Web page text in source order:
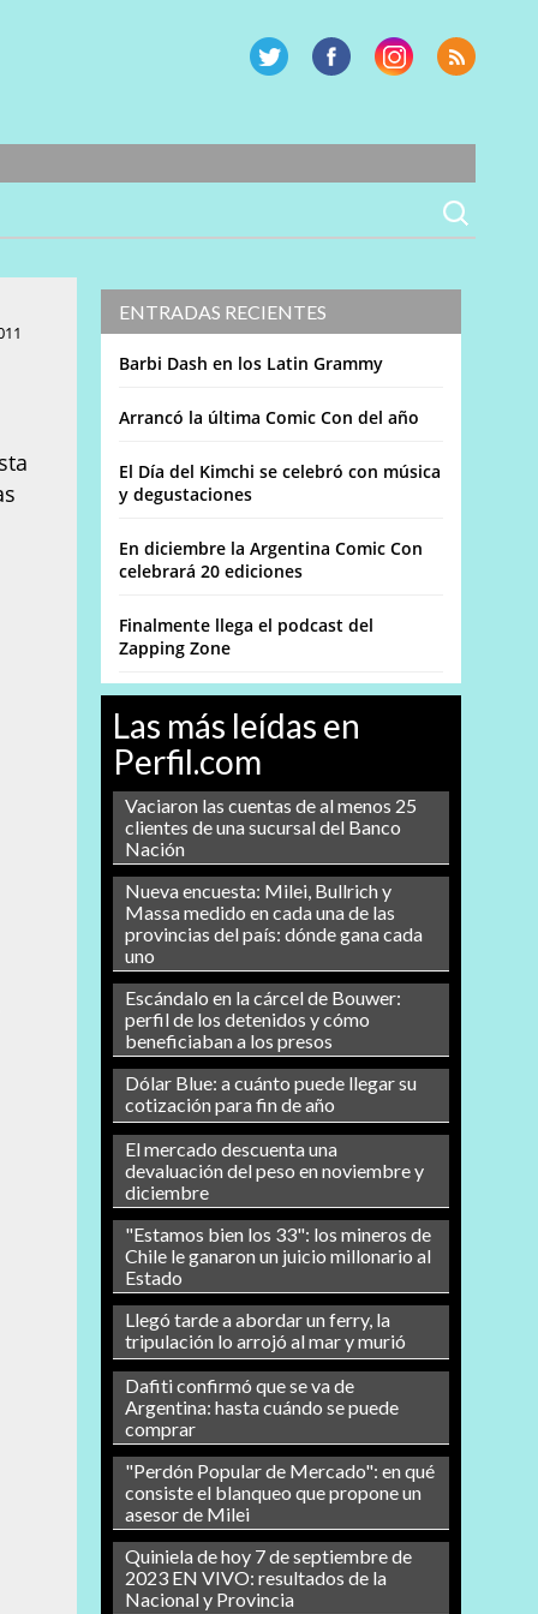
ENTRADAS RECIENTES
Barbi Dash en los Latin Grammy
Arrancó la última Comic Con del año
El Día del Kimchi se celebró con música
y degustaciones
En diciembre la Argentina Comic Con
celebrará 20 ediciones
Finalmente llega el podcast del
Zapping Zone
Las más leídas en
Perfil.com
Vaciaron las cuentas de al menos 25
clientes de una sucursal del Banco
Nación
Nueva encuesta: Milei, Bullrich y
Massa medido en cada una de las
provincias del país: dónde gana cada
uno
Escándalo en la cárcel de Bouwer:
perfil de los detenidos y cómo
beneficiaban a los presos
Dólar Blue: a cuánto puede llegar su
cotización para fin de año
El mercado descuenta una
devaluación del peso en noviembre y
diciembre
"Estamos bien los 33": los mineros de
Chile le ganaron un juicio millonario al
Estado
Llegó tarde a abordar un ferry, la
tripulación lo arrojó al mar y murió
Dafiti confirmó que se va de
Argentina: hasta cuándo se puede
comprar
"Perdón Popular de Mercado": en qué
consiste el blanqueo que propone un
asesor de Milei
Quiniela de hoy 7 de septiembre de
2023 EN VIVO: resultados de la
Nacional y Provincia